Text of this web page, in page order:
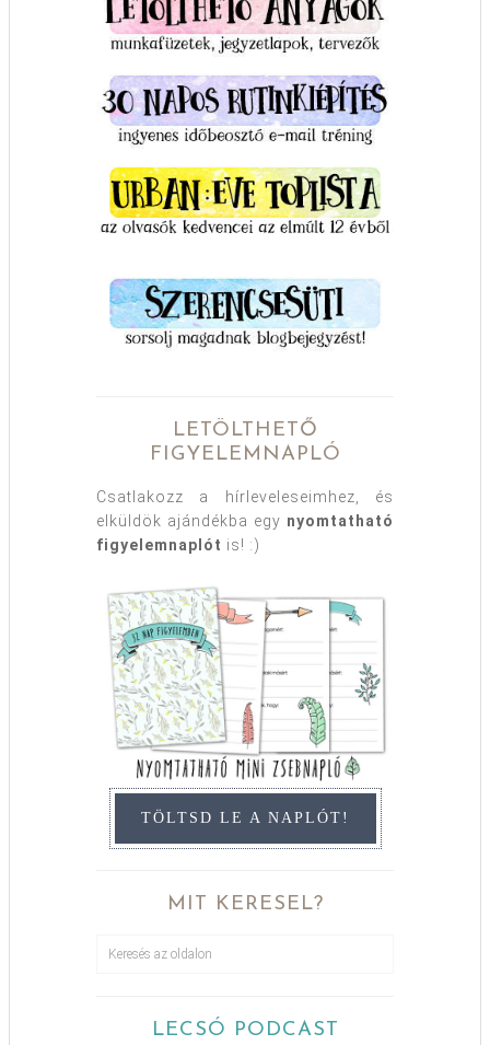
LETÖLTHETŐ
FIGYELEMNAPLÓ
Csatlakozz a hírleveleseimhez, és
elküldök ajándékba egy nyomtatható
figyelemnaplót is! :)
TÖLTSD LE A NAPLÓT!
MIT KERESEL?
LECSÓ PODCAST